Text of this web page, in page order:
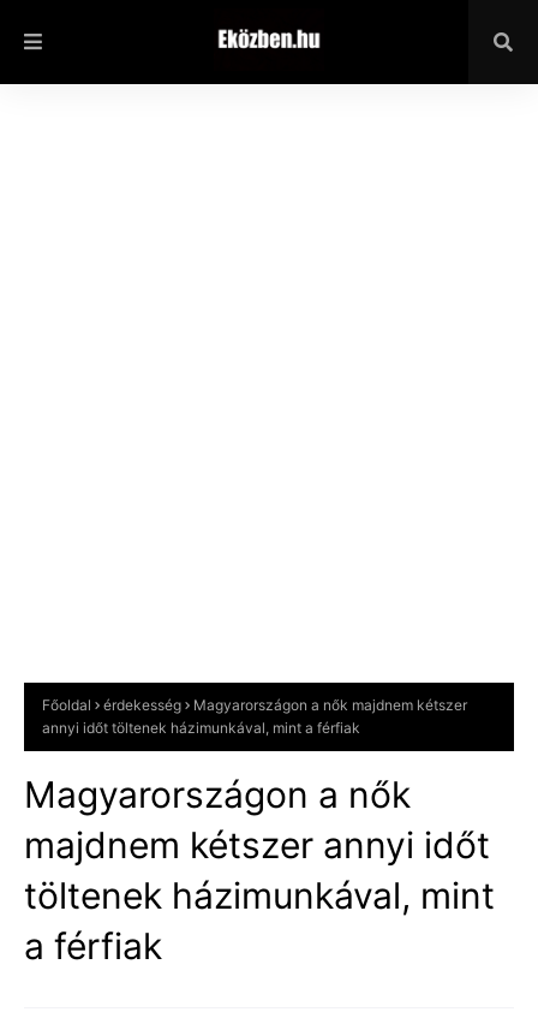
Főoldal érdekesség
Magyarországon a nők majdnem kétszer
annyi időt töltenek házimunkával, mint a férfiak
Magyarországon a nők
majdnem kétszer annyi időt
töltenek házimunkával, mint
a férfiak